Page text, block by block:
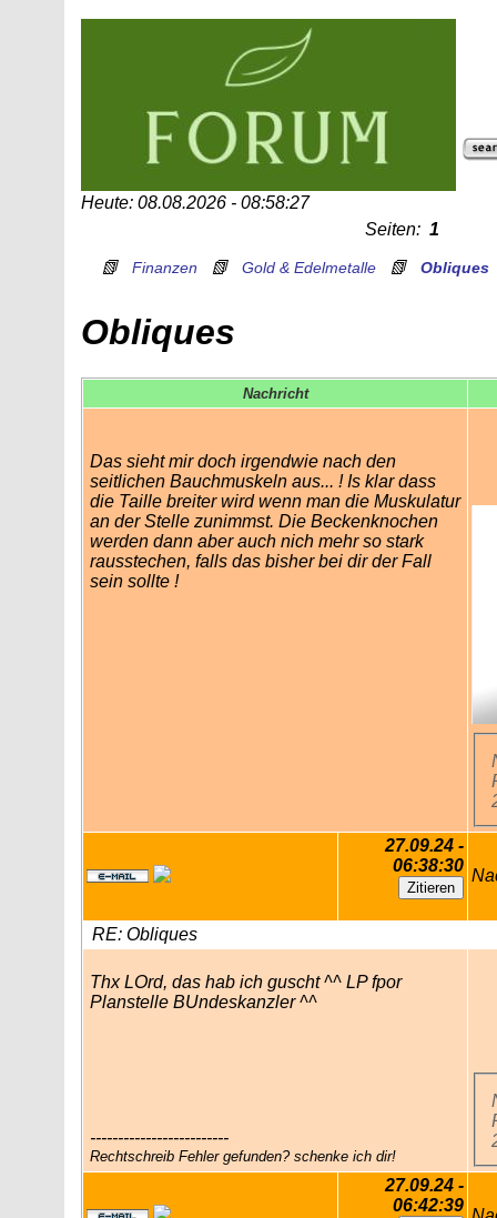
Heute: 08.08.2026 - 08:58:27
Seiten:1
📗Finanzen 📗Gold & Edelmetalle 📗Obliques
Obliques
Nachricht
Das sieht mir doch irgendwie nach den
seitlichen Bauchmuskeln aus... ! Is klar dass
die Taille breiter wird wenn man die Muskulatur
an der Stelle zunimmst. Die Beckenknochen
werden dann aber auch nich mehr so stark
rausstechen, falls das bisher bei dir der Fall
sein sollte !
27.09.24 -
06:38:30
RE: Obliques
Thx LOrd, das hab ich guscht ^^ LP fpor
Planstelle BUndeskanzler ^^
-------------------------
Rechtschreib Fehler gefunden? schenke ich dir!
27.09.24 -
06:42:39